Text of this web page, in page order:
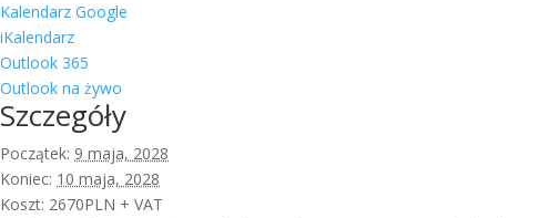
Kalendarz Google
iKalendarz
Outlook 365
Outlook na żywo
Szczegóły
Początek: 9 maja, 2028
Koniec: 10 maja, 2028
Koszt: 2670PLN + VAT